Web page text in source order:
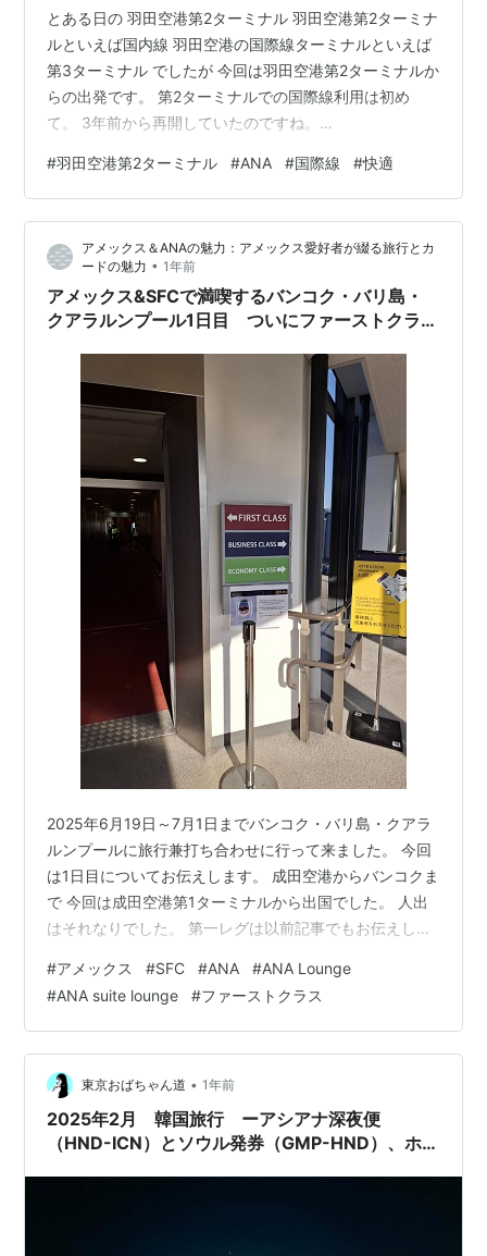
とある日の 羽田空港第2ターミナル 羽田空港第2ターミナ
ルといえば国内線 羽田空港の国際線ターミナルといえば
第3ターミナル でしたが 今回は羽田空港第2ターミナルか
らの出発です。 第2ターミナルでの国際線利用は初め
て。 3年前から再開していたのですね。
てきました。 国際線の矢印に向かって歩いていくとあり
ました。 ここから3階に上がっていきます。 おお 広々と
開放的です。 光がよく入る設計ですね、 羽田第3ターミ
ナルや成田空港のように混んではいないようですね。
ANAさんのカウンターでサクッとチェックインし荷物を
預けます。 AN…
#羽田空港第2ターミナル #ANA #国際線 #快適
アメックス＆ANAの魅力：アメックス愛好者が綴る旅行とカ
ードの魅力 • 1年前
アメックス&SFCで満喫するバンコク・バリ島・
クアラルンプール1日目 ついにファーストクラス
2025年6月19日～7月1日までバンコク・バリ島・クアラ
ルンプールに旅行兼打ち合わせに行って来ました。 今回
は1日目についてお伝えします。 成田空港からバンコクま
で 今回は成田空港第1ターミナルから出国でした。 人出
はそれなりでした。 第一レグは以前記事でもお伝えした
さすがに楽しみでなんか眠り浅かったです笑 エコノミ
ー、ビジネスの列はそれなりに並んでおり、特にエコノ
ミーの列はかなりの行列だったのですが、ファーストク
ラスは0人、私だけでしたのですぐにチェックイン完了。
成田空港の場合ANAがGS業務もされるようでした。 で、
ここでダメもとで「1…
#アメックス #SFC #ANA #ANA Lounge
#ANA suite lounge #ファーストクラス
東京おばちゃん道 • 1年前
2025年2月 韓国旅行 ーアシアナ深夜便
（HND-ICN）とソウル発券（GMP-HND）、ホテ